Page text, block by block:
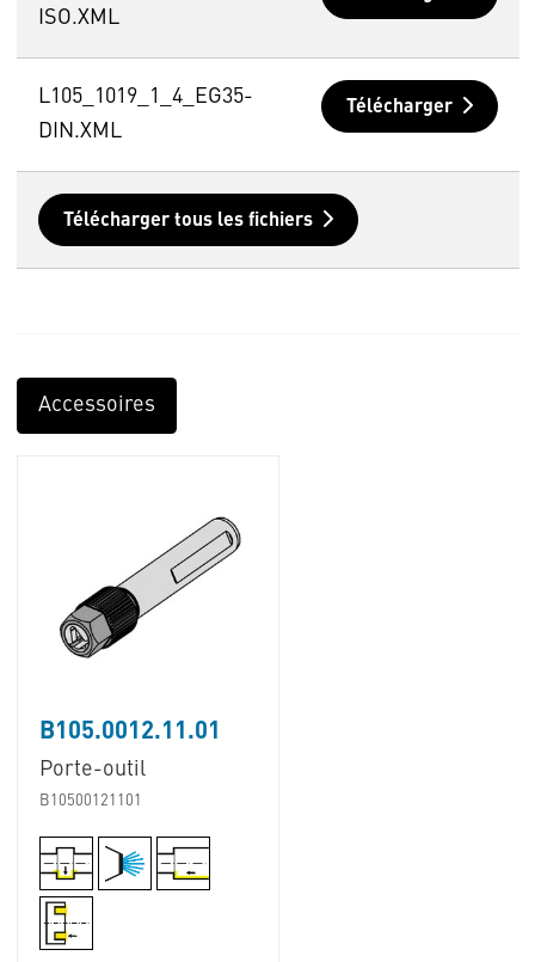
ISO.XML
L105_1019_1_4_EG35-
DIN.XML
Télécharger
Télécharger tous les fichiers
Accessoires
B105.0012.11.01
Porte-outil
B10500121101